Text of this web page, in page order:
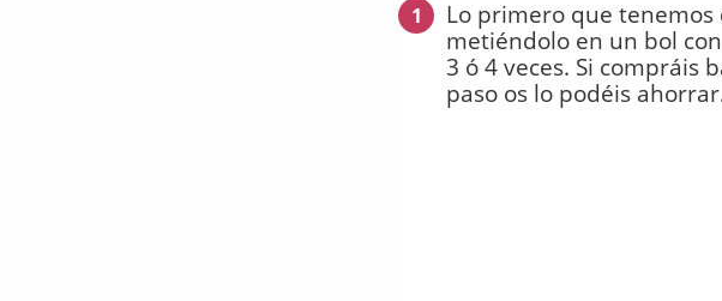
1
Lo primero que tenemos
metiéndolo en un bol
3 ó 4 veces. Si compráis
paso os lo podéis